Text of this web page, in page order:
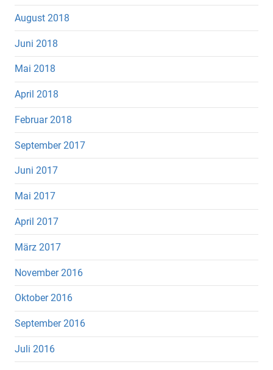
August 2018
Juni 2018
Mai 2018
April 2018
Februar 2018
September 2017
Juni 2017
Mai 2017
April 2017
März 2017
November 2016
Oktober 2016
September 2016
Juli 2016